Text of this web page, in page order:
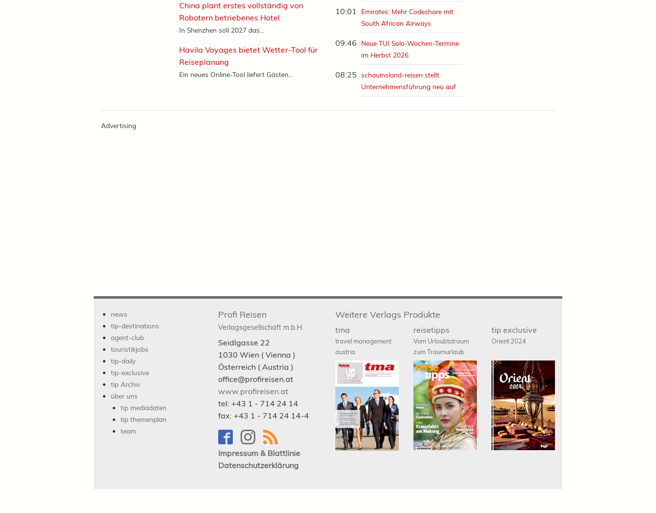
10:01
Emirates: Mehr Codeshare mit
South African Airways
09:46
Neue TUI Solo-Wochen-Termine
im Herbst 2026
08:25
schauinsland-reisen stellt
Unternehmensführung neu auf
China plant erstes vollständig von
Robotern betriebenes Hotel
In Shenzhen soll 2027 das...
Havila Voyages bietet Wetter-Tool für
Reiseplanung
Ein neues Online-Tool liefert Gästen...
Advertising
news
tip-destinations
agent-club
touristikjobs
tip-daily
tip-exclusive
tip Archiv
über uns
tip mediadaten
tip themenplan
team
Profi Reisen
Verlagsgesellschaft m.b.H.
Seidlgasse 22
1030 Wien ( Vienna )
Österreich ( Austria )
office@profireisen.at
www.profireisen.at
tel: +43 1 - 714 24 14
fax: +43 1 - 714 24 14-4
Impressum & Blattlinie
Datenschutzerklärung
Weitere Verlags Produkte
tma
travel management
austria
reisetipps
Vom Urlaubtstraum
zum Traumurlaub
tip exclusive
Orient 2024